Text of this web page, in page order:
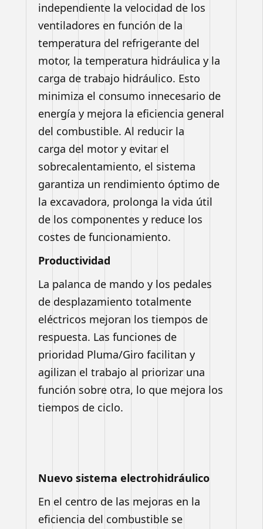
independiente la velocidad de los
ventiladores en función de la
temperatura del refrigerante del
motor, la temperatura hidráulica y la
carga de trabajo hidráulico. Esto
minimiza el consumo innecesario de
energía y mejora la eficiencia general
del combustible. Al reducir la
carga del motor y evitar el
sobrecalentamiento, el sistema
garantiza un rendimiento óptimo de
la excavadora, prolonga la vida útil
de los componentes y reduce los
costes de funcionamiento.
Productividad
La palanca de mando y los pedales
de desplazamiento totalmente
eléctricos mejoran los tiempos de
respuesta. Las funciones de
prioridad Pluma/Giro facilitan y
agilizan el trabajo al priorizar una
función sobre otra, lo que mejora los
tiempos de ciclo.
Nuevo sistema electrohidráulico
En el centro de las mejoras en la
eficiencia del combustible se